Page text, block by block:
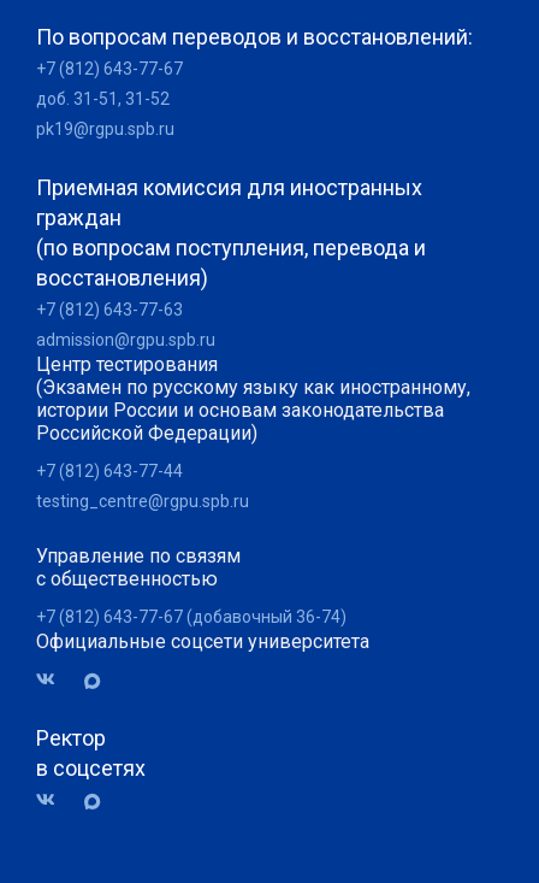
По вопросам переводов и восстановлений:
+7 (812) 643-77-67
доб. 31-51, 31-52
pk19@rgpu.spb.ru
Приемная комиссия для иностранных
граждан
(по вопросам поступления, перевода и
восстановления)
+7 (812) 643-77-63
admission@rgpu.spb.ru
Центр тестирования
(Экзамен по русскому языку как иностранному,
истории России и основам законодательства
Российской Федерации)
+7 (812) 643-77-44
testing_centre@rgpu.spb.ru
Управление по связям
с общественностью
+7 (812) 643-77-67 (добавочный 36-74)
Официальные соцсети университета
Ректор
в соцсетях